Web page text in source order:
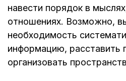
навести порядок в
отношениях. Возможно,
необходимость
информацию, расставить
организовать